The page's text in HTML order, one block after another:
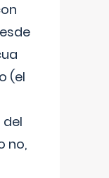
(el
del
no,